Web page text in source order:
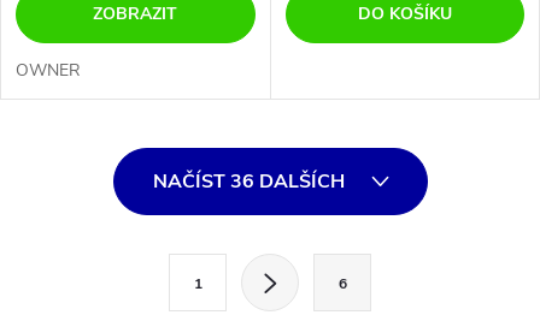
ZOBRAZIT
OWNER
DO KOŠÍKU
NAČÍST 36 DALŠÍCH
1 6